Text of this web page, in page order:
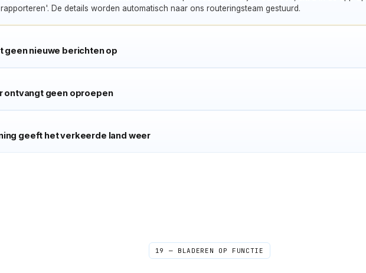
De details worden automatisch naar ons routeringsteam gestuurd.
geen nieuwe berichten op
ontvangt geen oproepen
geeft het verkeerde land weer
19 — BLADEREN OP FUNCTIE